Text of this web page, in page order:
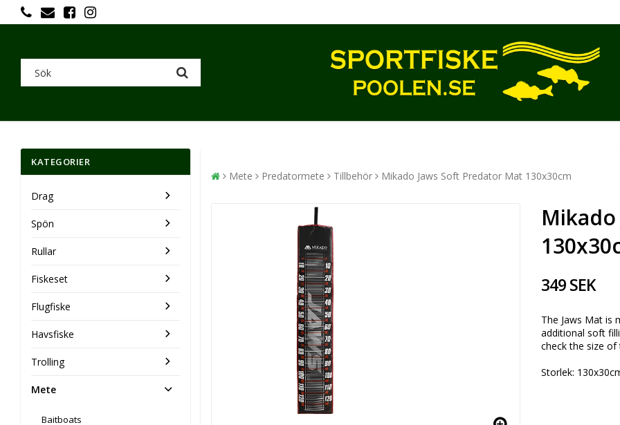
KATEGORIER
Drag
Spön
Rullar
Fiskeset
Flugfiske
Havsfiske
Trolling
Mete
Baitboats
Mete Predatormete Tillbehör Mikado Jaws Soft Predator Mat 130x30cm
349 SEK
The Jaws Mat is
additional soft
check the size of
Storlek: